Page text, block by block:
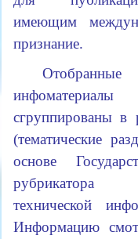
имеющим
признание.
Отобранные
инфоматериалы
сгруппированы в
(тематические
основе
рубрикатора
технической
Информацию